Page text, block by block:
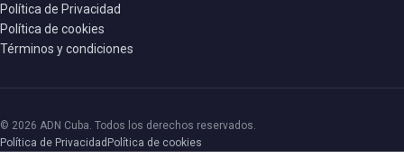
Política de Privacidad
Política de cookies
Términos y condiciones
© 2026 ADN Cuba. Todos los derechos reservados.
Política de Privacidad Política de cookies